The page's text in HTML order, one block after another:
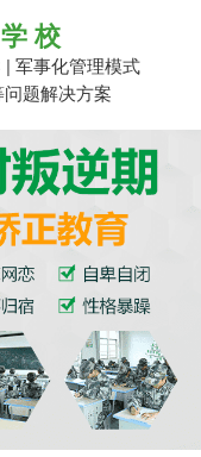
校
军事化管理模式
题解决方案